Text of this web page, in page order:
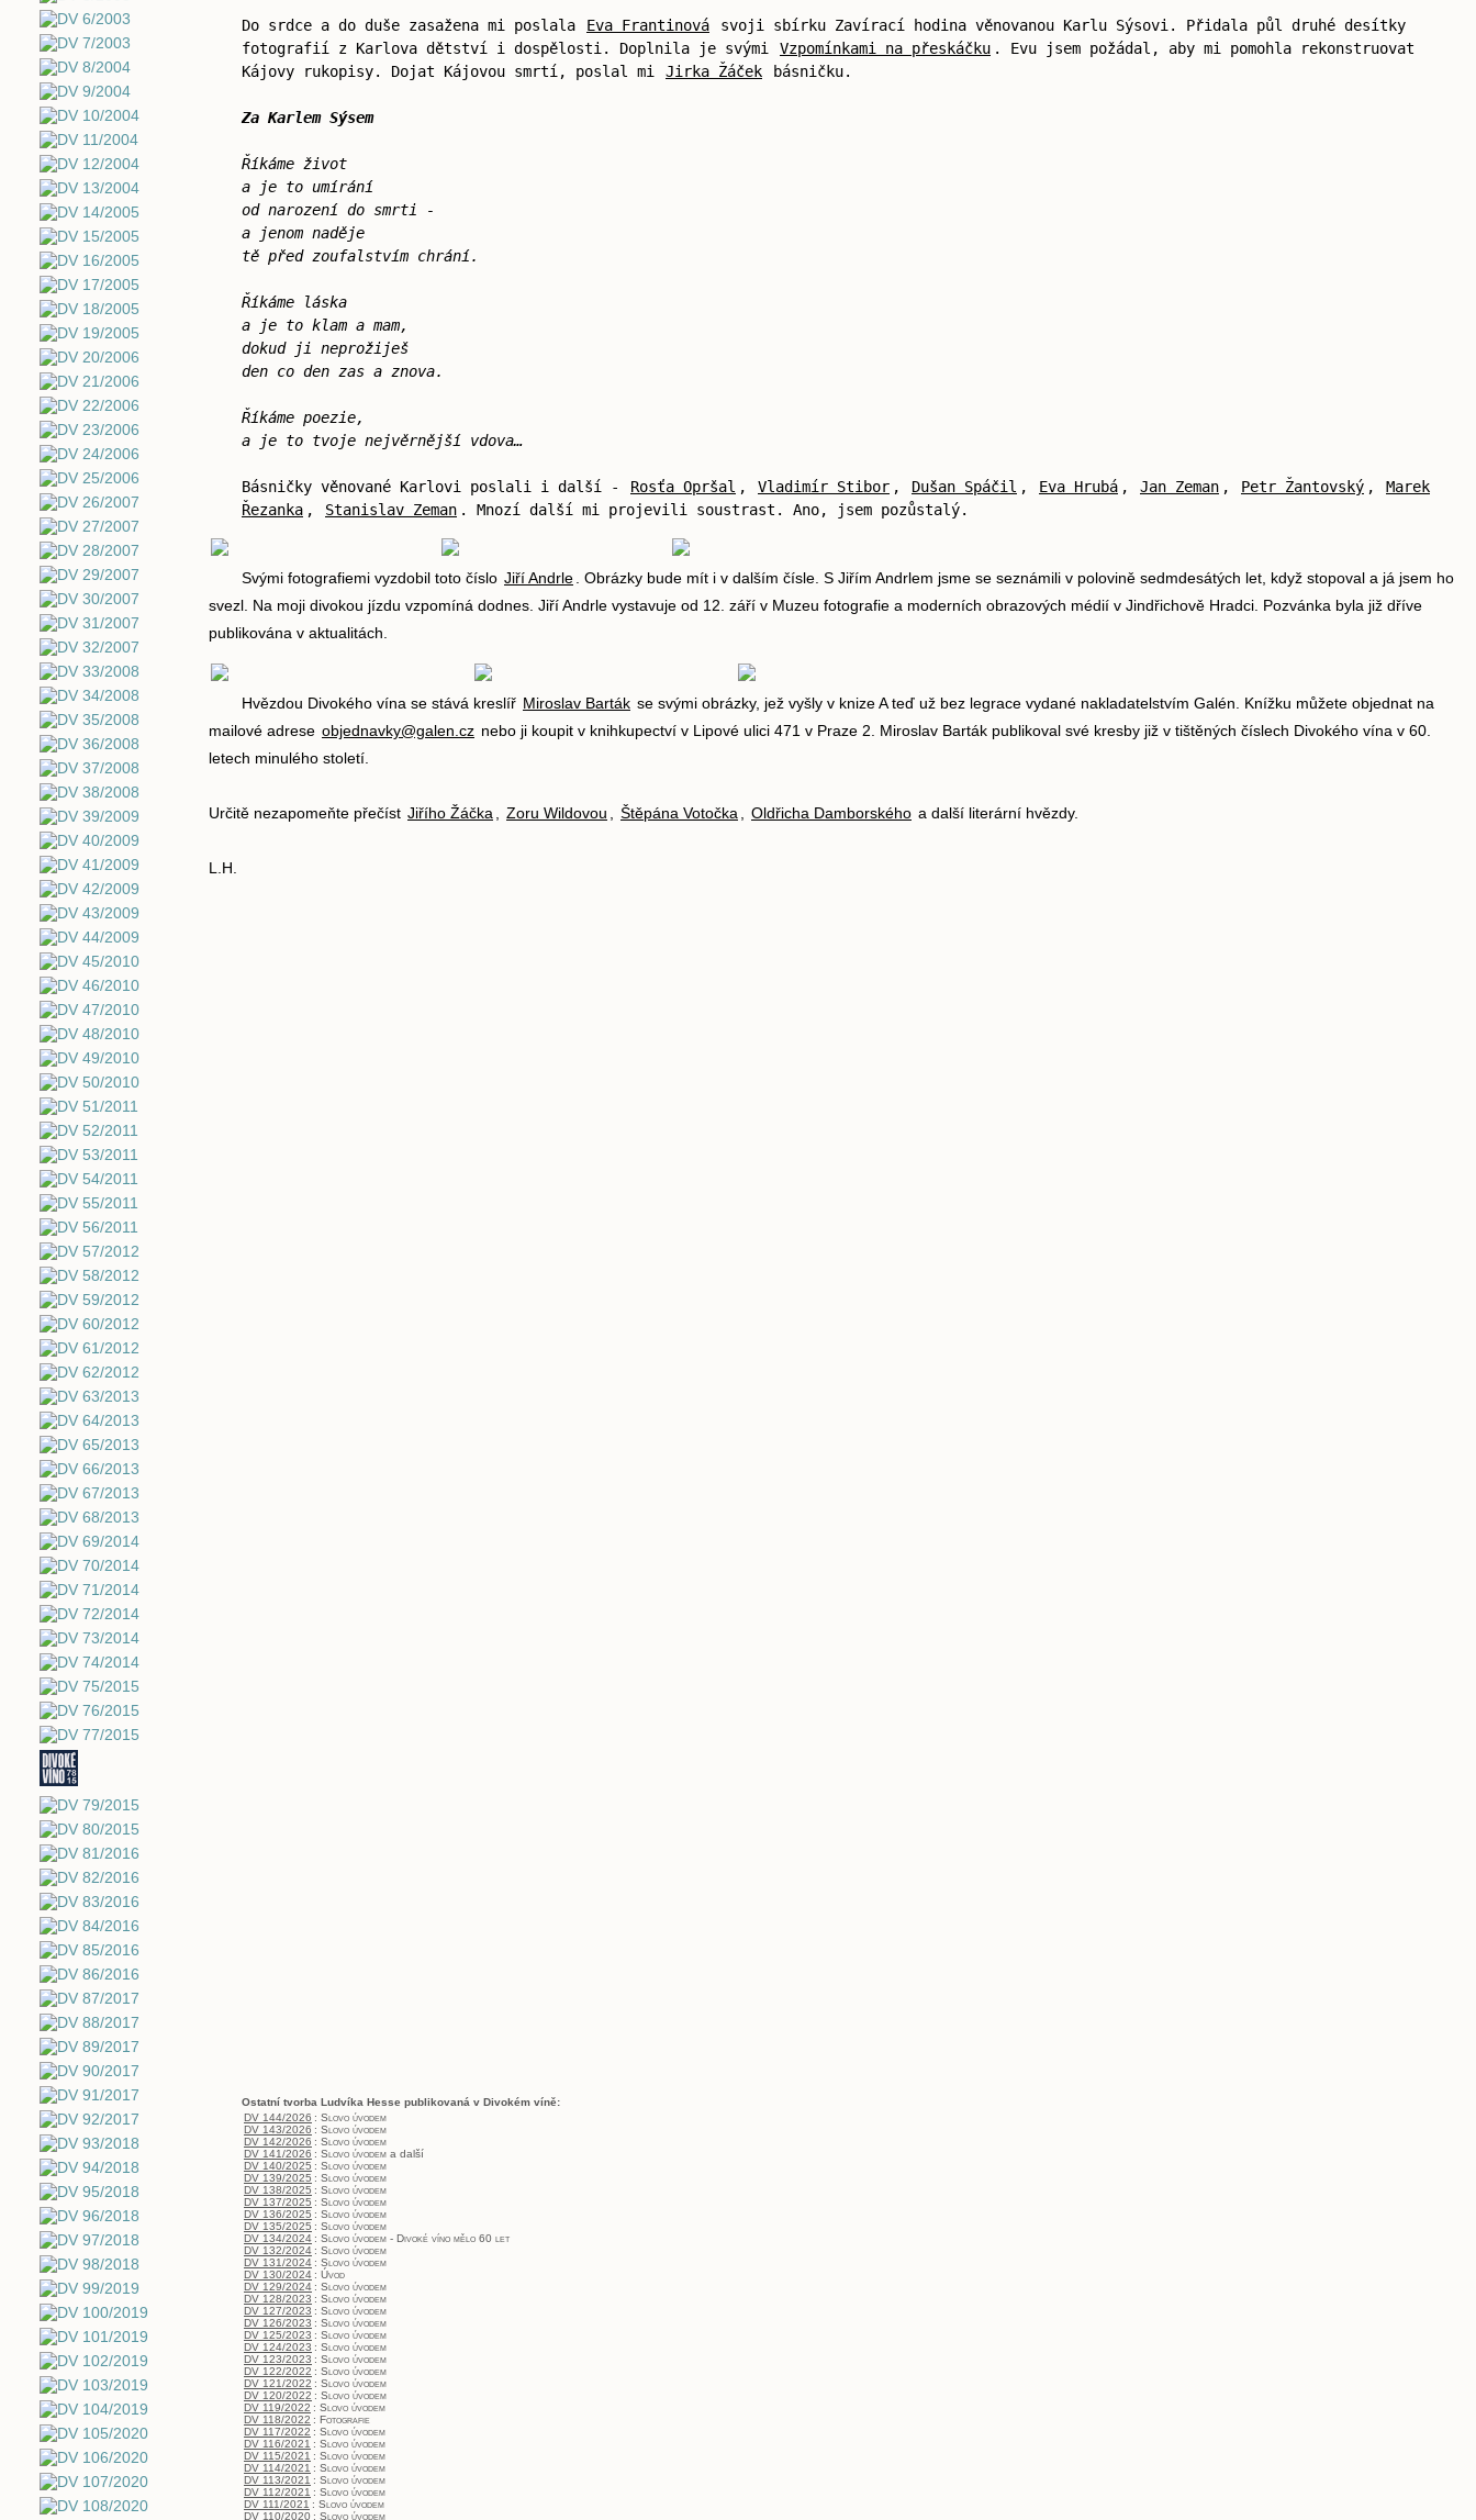
Do srdce a do duše zasažena mi poslala Eva Frantinová
svoji sbírku Zavírací hodina věnovanou Karlu Sýsovi. Přidala půl druhé desítky
fotografií z Karlova dětství i dospělosti. Doplnila je svými
Vzpomínkami na přeskáčku . Evu jsem požádal, aby mi pomohla rekonstruovat
Kájovy rukopisy. Dojat Kájovou smrtí, poslal mi
Jirka Žáček básničku.
Za Karlem Sýsem
Říkáme život
a je to umírání
od narození do smrti -
a jenom naděje
tě před zoufalstvím chrání.
Říkáme láska
a je to klam a mam,
dokud ji neprožiješ
den co den zas a znova.
Říkáme poezie,
a je to tvoje nejvěrnější vdova…
Básničky věnované Karlovi poslali i další - Rosťa Opršal , Vladimír Stibor , Dušan Spáčil , Eva Hrubá , Jan Zeman , Petr Žantovský ,
Marek
Řezanka , Stanislav Zeman . Mnozí další mi projevili soustrast. Ano, jsem pozůstalý.
Svými fotografiemi vyzdobil toto číslo Jiří Andrle
. Obrázky bude mít i v dalším čísle. S Jiřím Andrlem jsme se seznámili v polovině sedmdesátých let, když stopoval a já jsem ho
svezl. Na moji divokou jízdu vzpomíná dodnes. Jiří Andrle vystavuje od 12. září v Muzeu fotografie a moderních obrazových médií v Jindřichově Hradci. Pozvánka byla již dříve
publikována v aktualitách.
Hvězdou Divokého vína se stává kreslíř Miroslav Barták se svými obrázky, jež vyšly v knize A teď už bez legrace vydané nakladatelstvím Galén. Knížku můžete objednat na
mailové adrese objednavky@galen.cz nebo ji koupit v knihkupectví v Lipové ulici 471 v Praze 2. Miroslav Barták publikoval své kresby již v tištěných číslech Divokého vína v 60.
letech minulého století.
Určitě nezapomeňte přečíst Jiřího Žáčka Zoru Wildovou Štěpána Votočka Oldřicha Damborského a další literární hvězdy.
L.H.
Ostatní tvorba Ludvíka Hesse publikovaná v Divokém víně:
DV 144/2026 : Slovo úvodem
DV 143/2026 : Slovo úvodem
DV 142/2026 : Slovo úvodem
DV 141/2026 : Slovo úvodem a další
DV 140/2025 : Slovo úvodem
DV 139/2025 : Slovo úvodem
DV 138/2025 : Slovo úvodem
DV 137/2025 : Slovo úvodem
DV 136/2025 : Slovo úvodem
DV 135/2025 : Slovo úvodem
DV 134/2024 : Slovo úvodem - Divoké víno mělo 60 let
DV 132/2024 : Slovo úvodem
DV 131/2024 : Slovo úvodem
DV 130/2024 : Úvod
DV 129/2024 : Slovo úvodem
DV 128/2023 : Slovo úvodem
DV 127/2023 : Slovo úvodem
DV 126/2023 : Slovo úvodem
DV 125/2023 : Slovo úvodem
DV 124/2023 : Slovo úvodem
DV 123/2023 : Slovo úvodem
DV 122/2022 : Slovo úvodem
DV 121/2022 : Slovo úvodem
DV 120/2022 : Slovo úvodem
DV 119/2022 : Slovo úvodem
DV 118/2022 : Fotografie
DV 117/2022 : Slovo úvodem
DV 116/2021 : Slovo úvodem
DV 115/2021 : Slovo úvodem
DV 114/2021 : Slovo úvodem
DV 113/2021 : Slovo úvodem
DV 112/2021 : Slovo úvodem
DV 111/2021 : Slovo úvodem
DV 110/2020 : Slovo úvodem